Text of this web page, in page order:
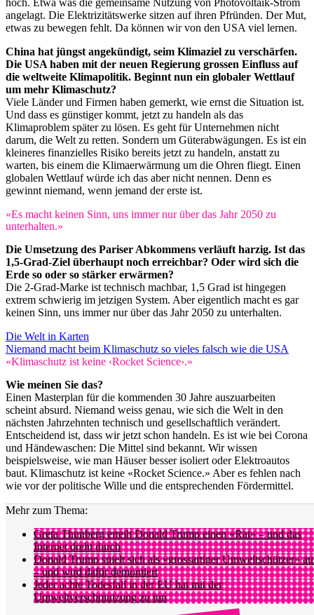
angelagt. Die Elektrizitätswerke sitzen auf ihren Pfründen. Der Mut,
etwas zu bewegen fehlt. Da können wir von den USA viel lernen.
China hat jüngst angekündigt, seim Klimaziel zu verschärfen.
Die USA haben mit der neuen Regierung grossen Einfluss auf
die weltweite Klimapolitik. Beginnt nun ein globaler Wettlauf
um mehr Klimaschutz?
Viele Länder und Firmen haben gemerkt, wie ernst die Situation ist.
Und dass es günstiger kommt, jetzt zu handeln als das
Klimaproblem später zu lösen. Es geht für Unternehmen nicht
darum, die Welt zu retten. Sondern um Güterabwägungen. Es ist ein
kleineres finanzielles Risiko bereits jetzt zu handeln, anstatt zu
warten, bis einem die Klimaerwärmung um die Ohren fliegt. Einen
globalen Wettlauf würde ich das aber nicht nennen. Denn es
gewinnt niemand, wenn jemand der erste ist.
«Es macht keinen Sinn, uns immer nur über das Jahr 2050 zu
unterhalten.»
Die Umsetzung des Pariser Abkommens verläuft harzig. Ist das
1,5-Grad-Ziel überhaupt noch erreichbar? Oder wird sich die
Erde so oder so stärker erwärmen?
Die 2-Grad-Marke ist technisch machbar, 1,5 Grad ist hingegen
extrem schwierig im jetzigen System. Aber eigentlich macht es gar
keinen Sinn, uns immer nur über das Jahr 2050 zu unterhalten.
Die Welt in Karten
Niemand macht beim Klimaschutz so vieles falsch wie die USA
«Klimaschutz ist keine ‹Rocket Science›.»
Wie meinen Sie das?
Einen Masterplan für die kommenden 30 Jahre auszuarbeiten
scheint absurd. Niemand weiss genau, wie sich die Welt in den
nächsten Jahrzehnten technisch und gesellschaftlich verändert.
Entscheidend ist, dass wir jetzt schon handeln. Es ist wie bei Corona
und Händewaschen: Die Mittel sind bekannt. Wir wissen
beispielsweise, wie man Häuser besser isoliert oder Elektroautos
baut. Klimaschutz ist keine «Rocket Science.» Aber es fehlen nach
wie vor der politische Wille und die entsprechenden Fördermittel.
Mehr zum Thema:
Greta Thunberg erteilt Donald Trump einen «Rat» – und das
Internet dreht durch
Donald Trump spielt sich als «grossartiger Umweltschützer»
– und wird dafür demontiert
Jeder achte Todesfall in der EU hat mit der
Umweltverschmutzung zu tun